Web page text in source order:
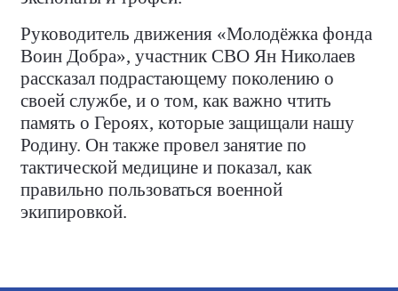
Руководитель движения «Молодёжка фонда
Воин Добра», участник СВО Ян Николаев
рассказал подрастающему поколению о
своей службе, и о том, как важно чтить
память о Героях, которые защищали нашу
Родину. Он также провел занятие по
тактической медицине и показал, как
правильно пользоваться военной
экипировкой.